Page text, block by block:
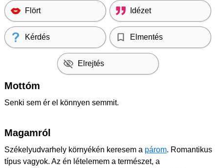
Flört Idézet
Kérdés Elmentés
Elrejtés
Mottóm
Senki sem ér el könnyen semmit.
Magamról
Székelyudvarhely környékén keresem a párom. Romantikus
típus vagyok. Az én lételemem a természet, a